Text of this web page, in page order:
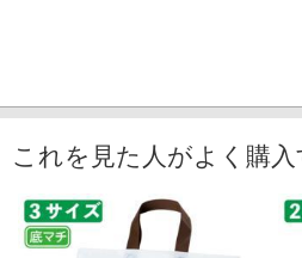
これを見た人がよく購